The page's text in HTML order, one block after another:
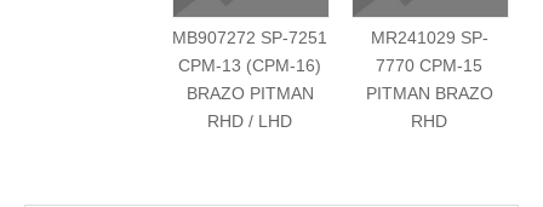
MB907272 SP-7251
CPM-13 (CPM-16)
BRAZO PITMAN
RHD / LHD
MR241029 SP-
7770 CPM-15
PITMAN BRAZO
RHD